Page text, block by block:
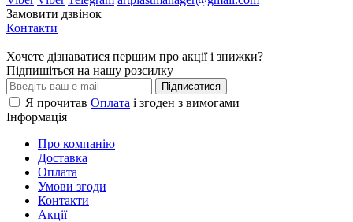
Замовити дзвінок
Контакти
Хочете дізнаватися першим про акції і знижки?
Підпишіться на нашу розсилку
Підписатися
Я прочитав Оплата і згоден з вимогами
Інформація
Про компанію
Доставка
Оплата
Умови згоди
Контакти
Акції